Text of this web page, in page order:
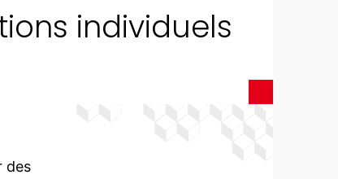
individuels
des